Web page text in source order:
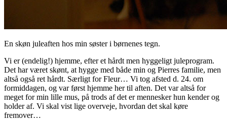
En skøn juleaften hos min søster i børnenes tegn.
Vi er (endelig!) hjemme, efter et hårdt men hyggeligt juleprogram.
Det har været skønt, at hygge med både min og Pierres familie, men
altså også ret hårdt. Særligt for Fleur… Vi tog afsted d. 24. om
formiddagen, og var først hjemme her til aften. Det var altså for
meget for min lille mus, på trods af det er mennesker hun kender og
holder af. Vi skal vist lige overveje, hvordan det skal køre
fremover…